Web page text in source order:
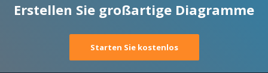
Erstellen Sie großartige Diagramme
Starten Sie kostenlos